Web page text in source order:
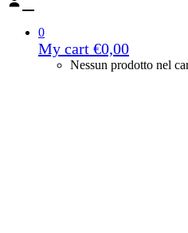
0
My cart €0,00
Nessun prodotto nel